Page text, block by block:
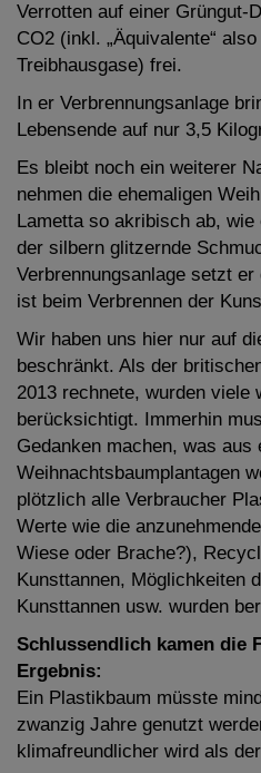
Verrotten auf einer Grüngut-
CO2 (inkl. „Äquivalente“
Treibhausgase) frei.
In er Verbrennungsanlage
Lebensende auf nur 3,5
Es bleibt noch ein weiterer
nehmen die ehemaligen
Lametta so akribisch ab,
der silbern glitzernde
Verbrennungsanlage setzt
ist beim Verbrennen der
Wir haben uns hier nur auf
beschränkt. Als der
2013 rechnete, wurden viele
berücksichtigt. Immerhin
Gedanken machen, was aus
Weihnachtsbaumplantagen
plötzlich alle Verbraucher
Werte wie die
Wiese oder Brache?),
Kunsttannen, Möglichkeiten
Kunsttannen usw. wurden
Schlussendlich kamen die
Ergebnis:
Ein Plastikbaum müsste
zwanzig Jahre genutzt
klimafreundlicher wird als